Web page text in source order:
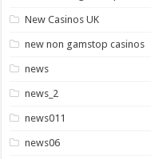
New Casinos UK
new non gamstop casinos
news
news_2
news011
news06